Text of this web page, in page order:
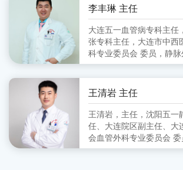
李丰琳 主任
大连五一血管病专科主任
张专科主任，大连市中西
科专业委员会 委员，静脉外科专家。公立
医院从事血管外科工作十
静脉曲张的超声定位引导
王清岩 主任
王清岩，主任，沈阳五一
任、大连院区副主任、大
会血管外科专业委员会 委员，优秀年轻静
脉外科专家。毕业于山东